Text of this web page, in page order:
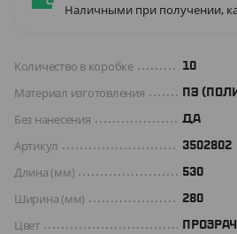
Наличными при получении,
Количество в коробке 10
Материал изготовления ПЭ
Без нанесения ДА
Артикул 3502802
Длина (мм) 530
Ширина (мм) 280
Цвет